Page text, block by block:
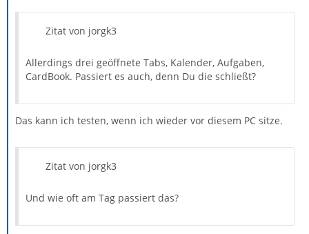
Zitat von jorgk3
Allerdings drei geöffnete Tabs, Kalender, Aufgaben,
CardBook. Passiert es auch, denn Du die schließt?
Das kann ich testen, wenn ich wieder vor diesem PC sitze.
Zitat von jorgk3
Und wie oft am Tag passiert das?